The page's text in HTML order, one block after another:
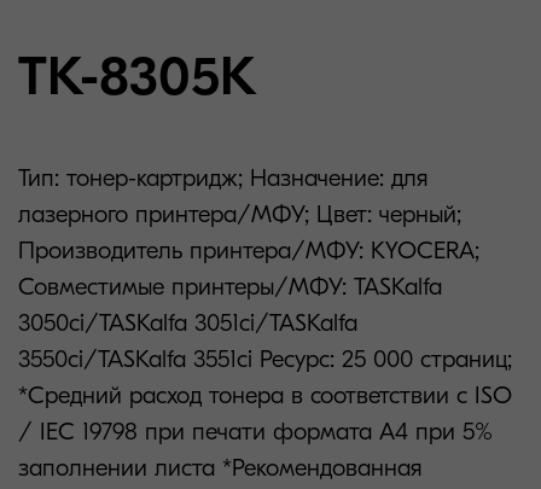
TK-8305K
Тип: тонер-картридж; Назначение: для
лазерного принтера/МФУ; Цвет: черный;
Производитель принтера/МФУ: KYOCERA;
Совместимые принтеры/МФУ: TASKalfa
3050ci/TASKalfa 3051ci/TASKalfa
3550ci/TASKalfa 3551ci Ресурс: 25 000 страниц;
*Средний расход тонера в соответствии с ISO
/ IEC 19798 при печати формата А4 при 5%
заполнении листа *Рекомендованная